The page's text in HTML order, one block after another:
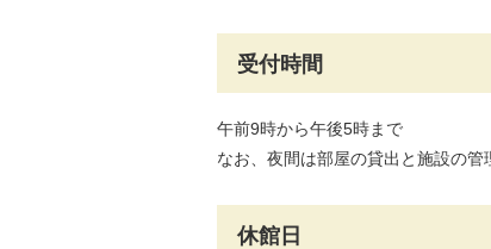
受付時間
午前9時から午後5時まで
なお、夜間は部屋の貸出と施設の管
休館日